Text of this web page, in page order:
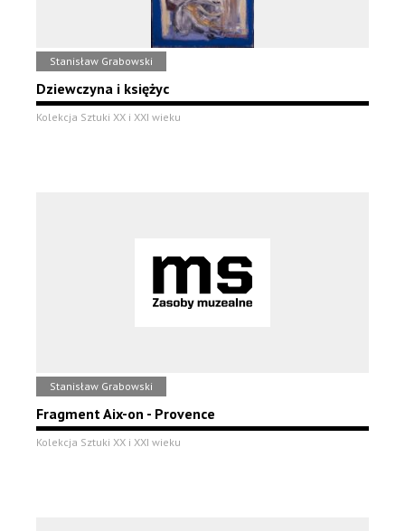
Stanisław Grabowski
Dziewczyna i księżyc
Kolekcja Sztuki XX i XXI wieku
Stanisław Grabowski
Fragment Aix-on - Provence
Kolekcja Sztuki XX i XXI wieku